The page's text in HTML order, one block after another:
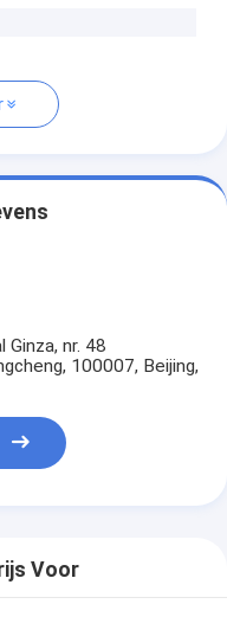
Ginza, nr. 48
100007, Beijing,
Voor